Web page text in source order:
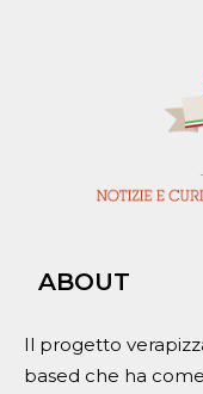
ABOUT
Il progetto
based che ha